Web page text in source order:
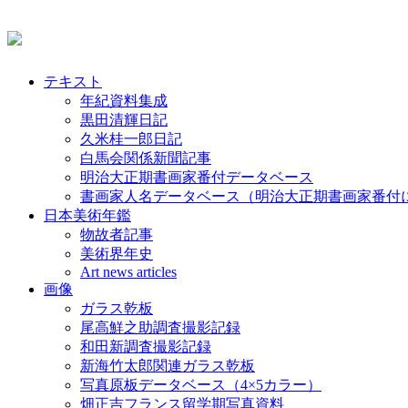
テキスト
年紀資料集成
黒田清輝日記
久米桂一郎日記
白馬会関係新聞記事
明治大正期書画家番付データベース
書画家人名データベース（明治大正期書画家番付
日本美術年鑑
物故者記事
美術界年史
Art news articles
画像
ガラス乾板
尾高鮮之助調査撮影記録
和田新調査撮影記録
新海竹太郎関連ガラス乾板
写真原板データベース（4×5カラー）
畑正吉フランス留学期写真資料